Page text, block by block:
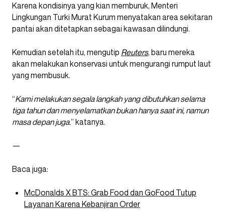
Karena kondisinya yang kian memburuk, Menteri
Lingkungan Turki Murat Kurum menyatakan area sekitaran
pantai akan ditetapkan sebagai kawasan dilindungi.
Kemudian setelah itu, mengutip Reuters, baru mereka
akan melakukan konservasi untuk mengurangi rumput laut
yang membusuk.
“Kami melakukan segala langkah yang dibutuhkan selama
tiga tahun dan menyelamatkan bukan hanya saat ini, namun
masa depan juga.” katanya.
—
Baca juga:
McDonalds X BTS: Grab Food dan GoFood Tutup
Layanan Karena Kebanjiran Order